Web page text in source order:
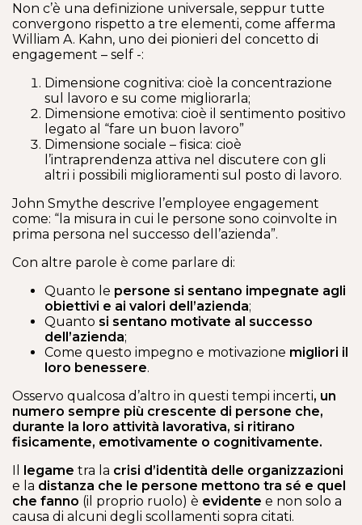
Non c’è una definizione universale, seppur tutte
convergono rispetto a tre elementi, come afferma
William A. Kahn, uno dei pionieri del concetto di
engagement – self -:
Dimensione cognitiva: cioè la concentrazione
sul lavoro e su come migliorarla;
Dimensione emotiva: cioè il sentimento positivo
legato al “fare un buon lavoro”
Dimensione sociale – fisica: cioè
l’intraprendenza attiva nel discutere con gli
altri i possibili miglioramenti sul posto di lavoro.
John Smythe descrive l’employee engagement
come: “la misura in cui le persone sono coinvolte in
prima persona nel successo dell’azienda”.
Con altre parole è come parlare di:
Quanto le persone si sentano impegnate agli
obiettivi e ai valori dell’azienda;
Quanto si sentano motivate al successo
dell’azienda;
Come questo impegno e motivazione migliori il
loro benessere.
Osservo qualcosa d’altro in questi tempi incerti, un
numero sempre più crescente di persone che,
durante la loro attività lavorativa, si ritirano
fisicamente, emotivamente o cognitivamente.
Il legame tra la crisi d’identità delle organizzazioni
e la distanza che le persone mettono tra sé e quel
che fanno (il proprio ruolo) è evidente e non solo a
causa di alcuni degli scollamenti sopra citati.